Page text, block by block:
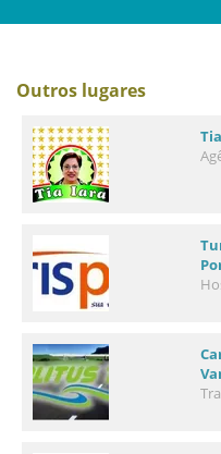
Outros lugares